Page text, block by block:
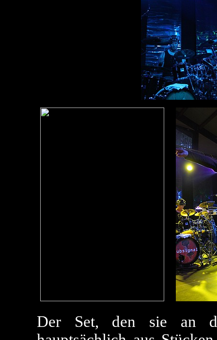
Der Set, den sie an